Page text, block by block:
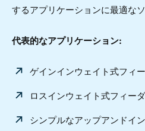
するアプリケーションに最適な
代表的なアプリケーション:
ゲインインウェイト式フィ
ロスインウェイト式フィー
シンプルなアップアンドイ